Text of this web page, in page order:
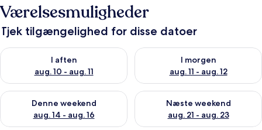
Værelsesmuligheder
Tjek tilgængelighed for disse datoer
I aften
aug. 10 - aug. 11
Tjek tilgængelighed for i aften aug. 10 - aug. 11
I morgen
aug. 11 - aug. 12
Tjek tilgængelighed for i
Denne weekend
aug. 14 - aug. 16
Tjek tilgængelighed for denne weekend aug. 14 - aug. 16
Næste weekend
aug. 21 - aug. 23
Tjek tilgængelighed for næste